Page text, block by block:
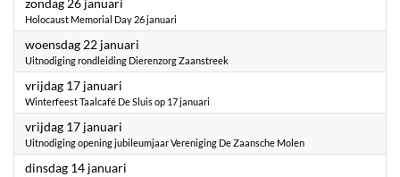
zondag 26 januari
Holocaust Memorial Day 26 januari
woensdag 22 januari
Uitnodiging rondleiding Dierenzorg Zaanstreek
vrijdag 17 januari
Winterfeest Taalcafé De Sluis op 17 januari
vrijdag 17 januari
Uitnodiging opening jubileumjaar Vereniging De Zaansche Molen
dinsdag 14 januari